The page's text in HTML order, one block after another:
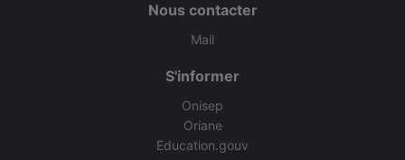
Nous contacter
Mail
S'informer
Onisep
Oriane
Education.gouv